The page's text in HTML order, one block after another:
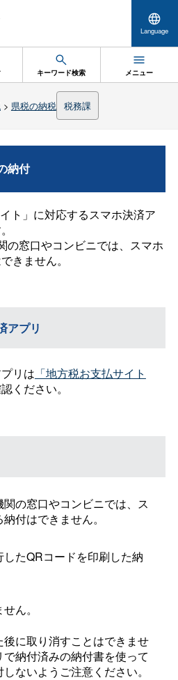
Language
キーワード検索 メニュー
> 県税の納税 税務課
納付
ト」に対応するスマホ決済ア
の窓口やコンビニでは、スマホ
きません。
アプリ
リは 「地方税お支払サイト
ください。
の窓口やコンビニでは、ス
付はできません。
たQRコードを印刷した納
ん。
に取り消すことはできませ
納付済みの納付書を使って
ないようご注意ください。